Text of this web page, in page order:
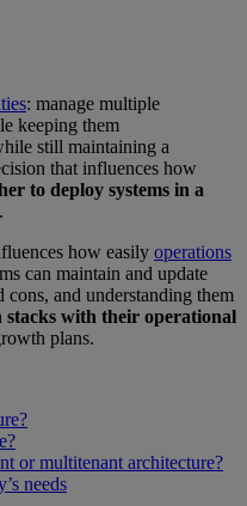
: manage multiple
keeping them
still maintaining a
that influences how
to deploy systems in a
.
how easily operations
can maintain and update
cons, and understanding them
stacks with their operational
plans.
or multitenant architecture?
needs